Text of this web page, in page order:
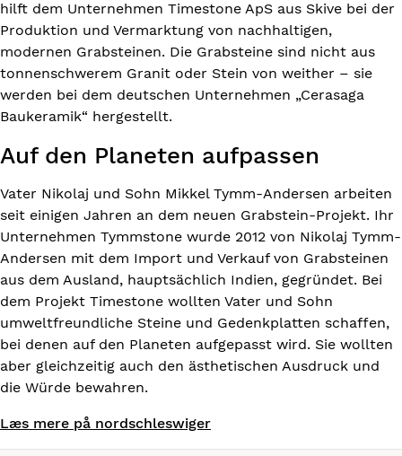
hilft dem Unternehmen Timestone ApS aus Skive bei der
Produktion und Vermarktung von nachhaltigen,
modernen Grabsteinen. Die Grabsteine sind nicht aus
tonnenschwerem Granit oder Stein von weither – sie
werden bei dem deutschen Unternehmen „Cerasaga
Baukeramik“ hergestellt.
Auf den Planeten aufpassen
Vater Nikolaj und Sohn Mikkel Tymm-Andersen arbeiten
seit einigen Jahren an dem neuen Grabstein-Projekt. Ihr
Unternehmen Tymmstone wurde 2012 von Nikolaj Tymm-
Andersen mit dem Import und Verkauf von Grabsteinen
aus dem Ausland, hauptsächlich Indien, gegründet. Bei
dem Projekt Timestone wollten Vater und Sohn
umweltfreundliche Steine und Gedenkplatten schaffen,
bei denen auf den Planeten aufgepasst wird. Sie wollten
aber gleichzeitig auch den ästhetischen Ausdruck und
die Würde bewahren.
Læs mere på nordschleswiger